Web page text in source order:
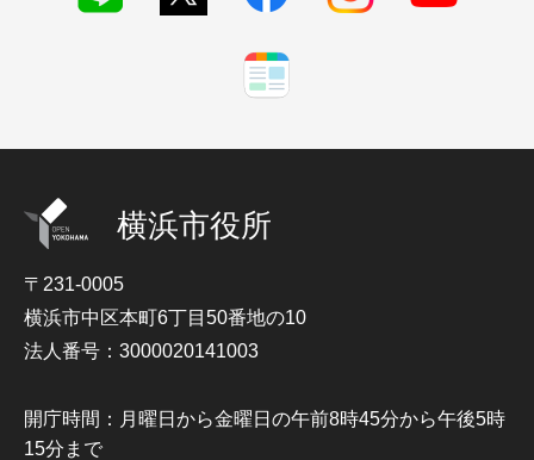
横浜市役所
〒231-0005
横浜市中区本町6丁目50番地の10
法人番号：3000020141003
開庁時間：月曜日から金曜日の午前8時45分から午後5時
15分まで